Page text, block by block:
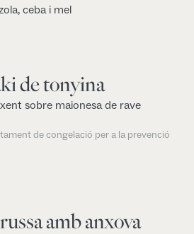
ceba i mel
de tonyina
sobre maionesa de rave
de congelació per a la prevenció
amb anxova